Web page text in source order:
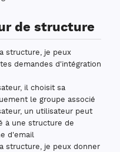
de structure
structure, je peux
demandes d'intégration
il choisit sa
le groupe associé
un utilisateur peut
à une structure de
d'email
structure, je peux donner